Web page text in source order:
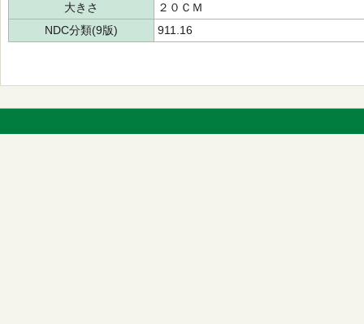
大きさ
２０ＣＭ
NDC分類(9版)
911.16